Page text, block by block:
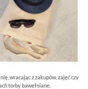
wracając z zakupów, zajęć czy
torby bawełniane.